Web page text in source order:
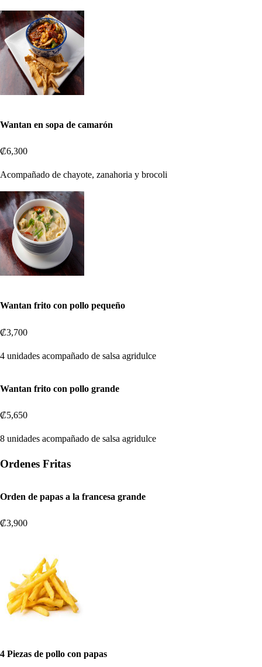
Wantan en sopa de camarón
₡6,300
Acompañado de chayote, zanahoria y brocoli
Wantan frito con pollo pequeño
₡3,700
4 unidades acompañado de salsa agridulce
Wantan frito con pollo grande
₡5,650
8 unidades acompañado de salsa agridulce
Ordenes Fritas
Orden de papas a la francesa grande
₡3,900
4 Piezas de pollo con papas